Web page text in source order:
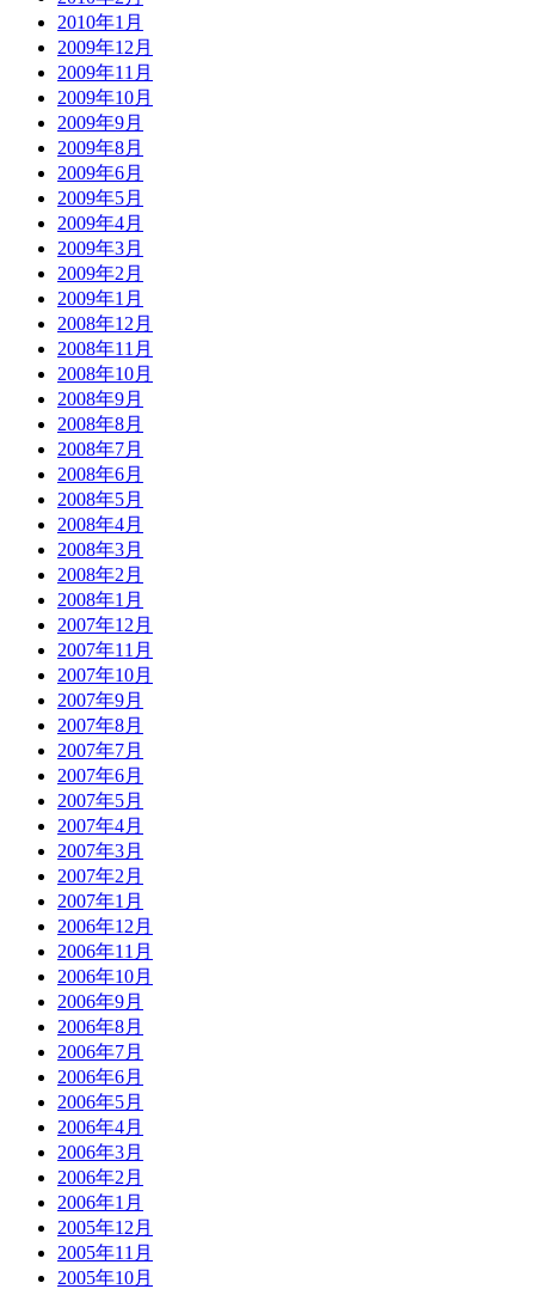
2010年1月
2009年12月
2009年11月
2009年10月
2009年9月
2009年8月
2009年6月
2009年5月
2009年4月
2009年3月
2009年2月
2009年1月
2008年12月
2008年11月
2008年10月
2008年9月
2008年8月
2008年7月
2008年6月
2008年5月
2008年4月
2008年3月
2008年2月
2008年1月
2007年12月
2007年11月
2007年10月
2007年9月
2007年8月
2007年7月
2007年6月
2007年5月
2007年4月
2007年3月
2007年2月
2007年1月
2006年12月
2006年11月
2006年10月
2006年9月
2006年8月
2006年7月
2006年6月
2006年5月
2006年4月
2006年3月
2006年2月
2006年1月
2005年12月
2005年11月
2005年10月